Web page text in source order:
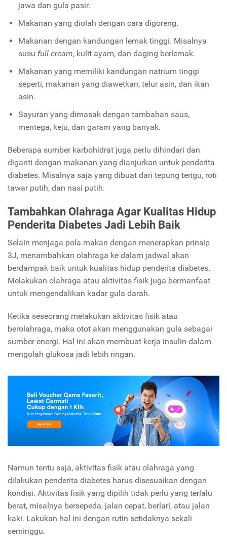
jawa dan gula pasir.
Makanan yang diolah dengan cara digoreng.
Makanan dengan kandungan lemak tinggi. Misalnya
susu full cream, kulit ayam, dan daging berlemak.
Makanan yang memiliki kandungan natrium tinggi
seperti, makanan yang diawetkan, telur asin, dan ikan
asin.
Sayuran yang dimasak dengan tambahan saus,
mentega, keju, dan garam yang banyak.
Beberapa sumber karbohidrat juga perlu dihindari dan
diganti dengan makanan yang dianjurkan untuk penderita
diabetes. Misalnya saja yang dibuat dari tepung terigu, roti
tawar putih, dan nasi putih.
Tambahkan Olahraga Agar Kualitas Hidup
Penderita Diabetes Jadi Lebih Baik
Selain menjaga pola makan dengan menerapkan prinsip
3J, menambahkan olahraga ke dalam jadwal akan
berdampak baik untuk kualitas hidup penderita diabetes.
Melakukan olahraga atau aktivitas fisik juga bermanfaat
untuk mengendalikan kadar gula darah.
Ketika seseorang melakukan aktivitas fisik atau
berolahraga, maka otot akan menggunakan gula sebagai
sumber energi. Hal ini akan membuat kerja insulin dalam
mengolah glukosa jadi lebih ringan.
Namun tentu saja, aktivitas fisik atau olahraga yang
dilakukan penderita diabetes harus disesuaikan dengan
kondisi. Aktivitas fisik yang dipilih tidak perlu yang terlalu
berat, misalnya bersepeda, jalan cepat, berlari, atau jalan
kaki. Lakukan hal ini dengan rutin setidaknya sekali
seminggu.